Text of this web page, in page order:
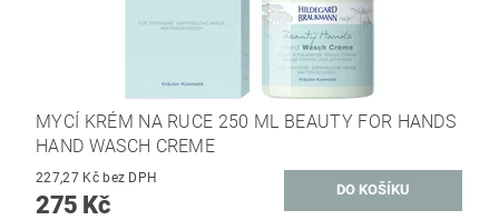
MYCÍ KRÉM NA RUCE 250 ML BEAUTY FOR HANDS
HAND WASCH CREME
227,27 Kč bez DPH
275 Kč